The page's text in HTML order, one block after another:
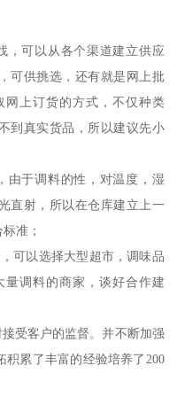
，可以从各个渠道建立供应
可供挑选，还有就是网上批
上订货的方式，不仅种类
到真实货品，所以建议先小
由于调料的性，对温度，湿
直射，所以在仓库建立上一
准；
可以选择大型超市，调味品
调料的商家，谈好合作建
受客户的监督。并不断加强
累了丰富的经验培养了200